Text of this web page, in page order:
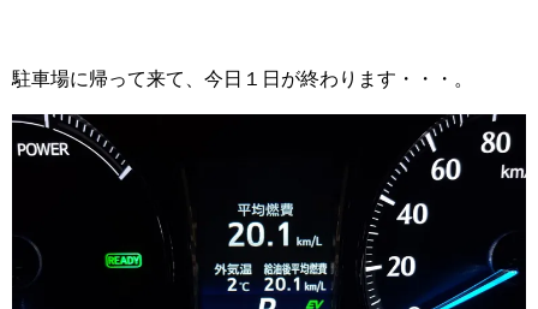
駐車場に帰って来て、今日１日が終わります・・・。